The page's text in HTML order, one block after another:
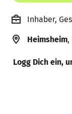
Inhaber,
Heimsheim,
Logg Dich ein,